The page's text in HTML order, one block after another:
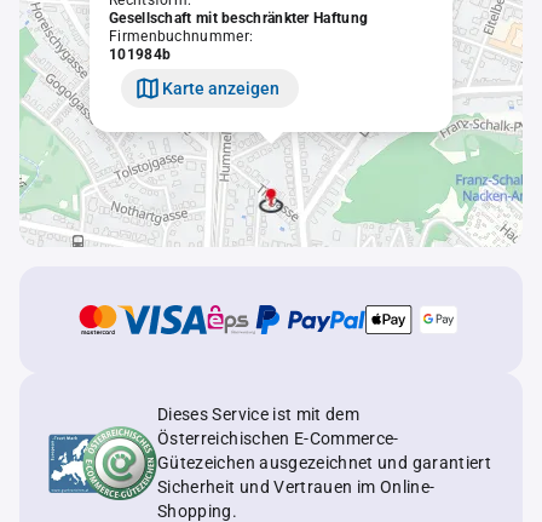
Gesellschaft mit beschränkter Haftung
Firmenbuchnummer:
101984b
Karte anzeigen
Dieses Service ist mit dem
Österreichischen E-Commerce-
Gütezeichen ausgezeichnet und garantiert
Sicherheit und Vertrauen im Online-
Shopping.